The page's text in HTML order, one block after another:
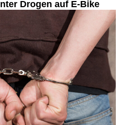
Drogen auf E-Bike